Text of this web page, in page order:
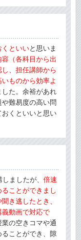
くといいと思いま
（各科目から出
、担任講師から
ものから効率よ
した。余裕があれ
難易度の高い問
くといいと思い
ましたが、 倍速
ことができまし
き逃したとき、
義動画で対応で
の空きコマや通
ことができ、隙